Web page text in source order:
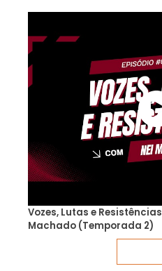
Vozes, Lutas e
Machado (Temporada 2)